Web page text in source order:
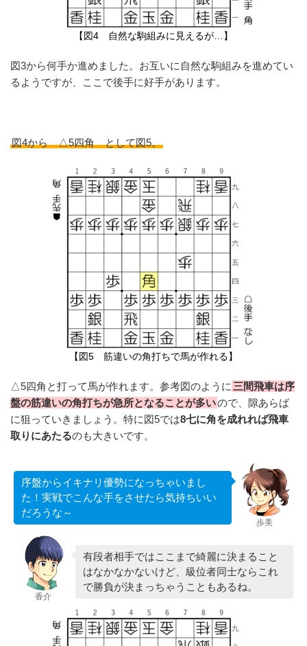
【図4 自然な駒組みに見えるが…】
図3から何手か進めました。お互いに自然な駒組みを進めてい
るようですが、ここで後手に好手があります。
図4から △5四角 として図5。
【図5 筋違いの角打ちで馬が作れる】
△5四角と打って馬が作れます。参考図のように 三間飛車は序
盤の筋違いの角打ちが急所となることが多いので、隙あらば
に狙っていきましょう。特に図5では8七に角を成れれば飛車
取りにあたるのも大きいです。
歩美
序盤からイキナリ優勢になっちゃいまし
た！実戦でこんな手をさせたら気持ちいい
だろうな～
香介
有段者相手ではここまで綺麗に決まること
はなかなかないけど、級位者同士ならこれ
で勝負が決まっちゃうこともあるね。